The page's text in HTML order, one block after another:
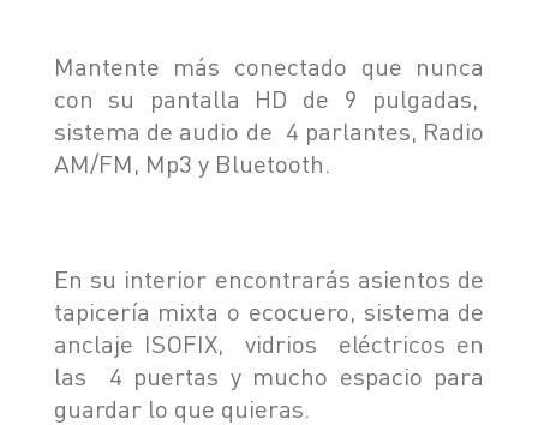
Mantente más conectado que nunca
con su pantalla HD de 9 pulgadas,
sistema de audio de 4 parlantes, Radio
AM/FM, Mp3 y Bluetooth.
En su interior encontrarás asientos de
tapicería mixta o ecocuero, sistema de
anclaje ISOFIX, vidrios eléctricos en
las 4 puertas y mucho espacio para
guardar lo que quieras.